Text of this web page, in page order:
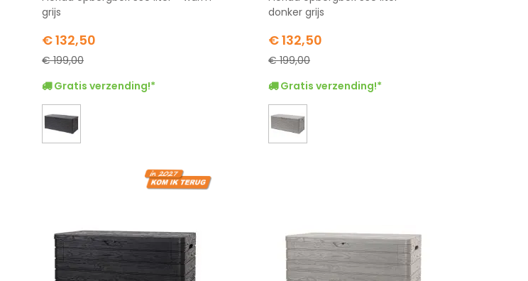
grijs
Special
Price
€ 132,50
€ 199,00
Gratis verzending!*
donker grijs
Special
Price
€ 132,50
€ 199,00
Gratis verzending!*